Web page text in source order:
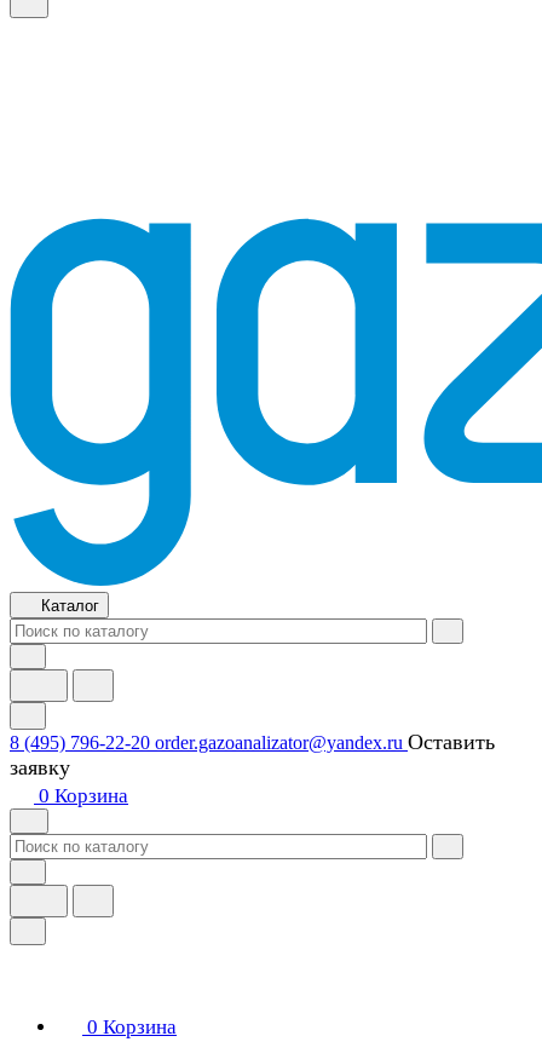
Каталог
8 (495) 796-22-20 order.gazoanalizator@yandex.ru Оставить
заявку
0 Корзина
0 Корзина